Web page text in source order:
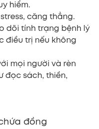
hiểm.
căng thẳng.
dõi tính trạng bệnh lý
điều trị nếu không
mọi người và rèn
đọc sách, thiền,
đồng